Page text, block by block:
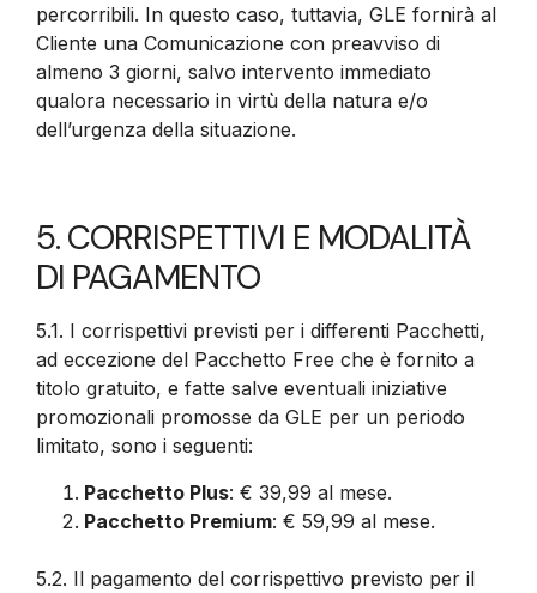
percorribili. In questo caso, tuttavia, GLE fornirà al
Cliente una Comunicazione con preavviso di
almeno 3 giorni, salvo intervento immediato
qualora necessario in virtù della natura e/o
dell’urgenza della situazione.
5. CORRISPETTIVI E MODALITÀ
DI PAGAMENTO
5.1. I corrispettivi previsti per i differenti Pacchetti,
ad eccezione del Pacchetto Free che è fornito a
titolo gratuito, e fatte salve eventuali iniziative
promozionali promosse da GLE per un periodo
limitato, sono i seguenti:
Pacchetto Plus: € 39,99 al mese.
Pacchetto Premium: € 59,99 al mese.
5.2. Il pagamento del corrispettivo previsto per il